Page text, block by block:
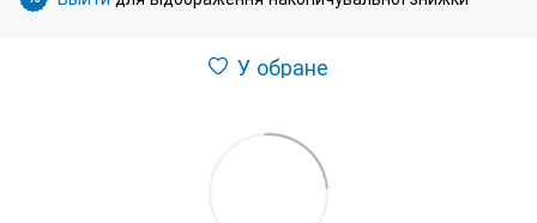
У обране